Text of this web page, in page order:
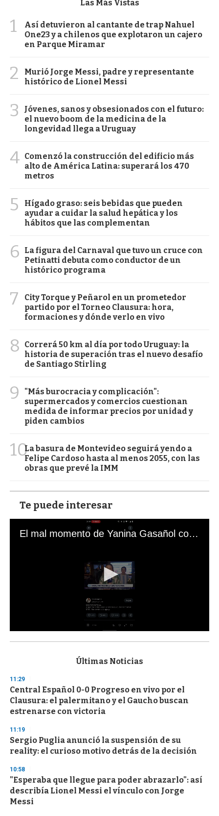
Las Más Vistas
1
Así detuvieron al cantante de trap Nahuel
One23 y a chilenos que explotaron un cajero
en Parque Miramar
2
Murió Jorge Messi, padre y representante
histórico de Lionel Messi
3
Jóvenes, sanos y obsesionados con el futuro:
el nuevo boom de la medicina de la
longevidad llega a Uruguay
4 Comenzó la construcción del edificio más
alto de América Latina: superará los 470
metros
5
Hígado graso: seis bebidas que pueden
ayudar a cuidar la salud hepática y los
hábitos que las complementan
6
La figura del Carnaval que tuvo un cruce con
Petinatti debuta como conductor de un
histórico programa
7
City Torque y Peñarol en un prometedor
partido por el Torneo Clausura: hora,
formaciones y dónde verlo en vivo
8
Correrá 50 km al día por todo Uruguay: la
historia de superación tras el nuevo desafío
de Santiago Stirling
9
"Más burocracia y complicación":
supermercados y comercios cuestionan
medida de informar precios por unidad y
piden cambios
10La basura de Montevideo seguirá yendo a
Felipe Cardoso hasta al menos 2055, con las
obras que prevé la IMM
Te puede interesar
El mal momento de Yanina Gasañol con un hincha argentino en "Subrayado"
s
d
s
o
f
3
s
e
c
o
d
s
Últimas Noticias
11:29
Central Español 0-0 Progreso en vivo por el
Clausura: el palermitano y el Gaucho buscan
estrenarse con victoria
11:19
Sergio Puglia anunció la suspensión de su
reality: el curioso motivo detrás de la decisión
10:58
"Esperaba que llegue para poder abrazarlo": así
describía Lionel Messi el vínculo con Jorge
Messi